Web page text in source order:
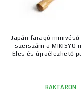
Japán faragó
szerszám a MIKISYO
Éles és újraélezhető
RAKTÁRON